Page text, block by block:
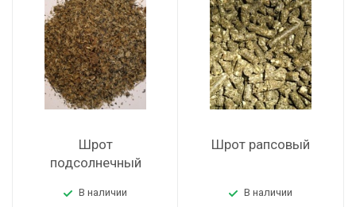
Шрот
подсолнечный
В наличии
Шрот рапсовый
В наличии